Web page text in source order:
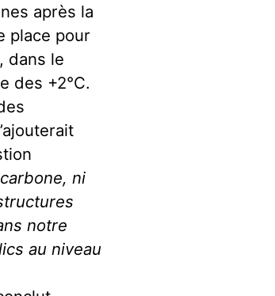
après la
place pour
dans le
des +2°C.
ni
notre
au niveau